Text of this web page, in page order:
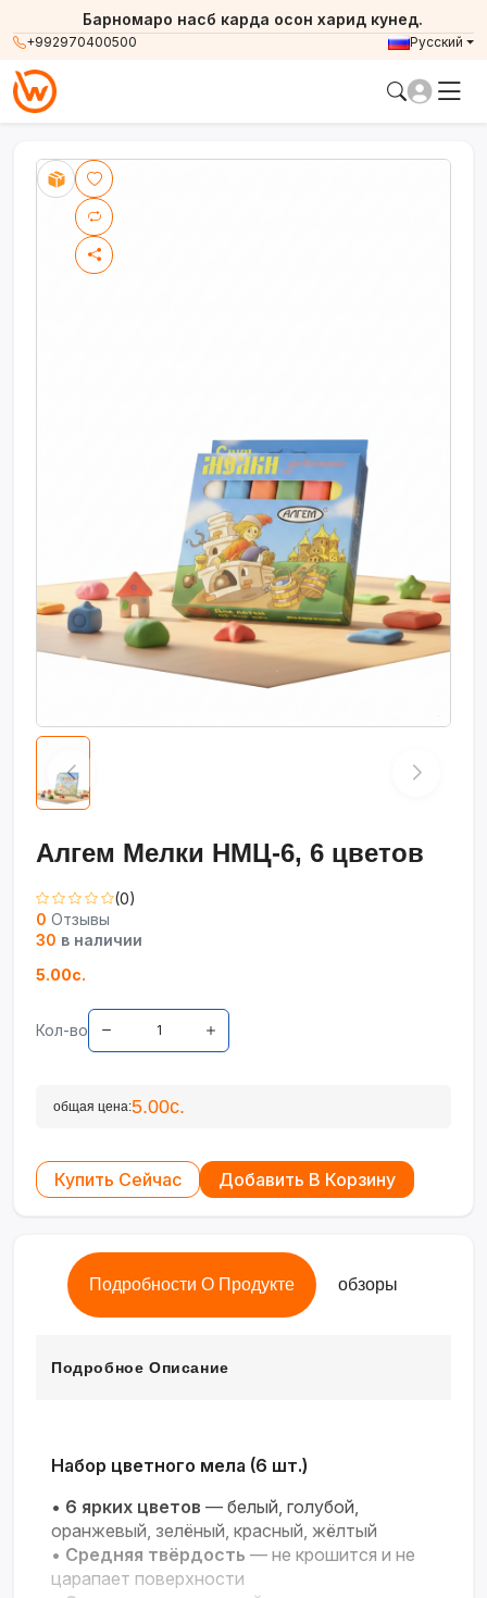
+992970400500
Барномаро насб карда осон харид кунед.
Русский
Алгем Мелки НМЦ-6, 6 цветов
(0)
0 Отзывы
30 в наличии
5.00с.
Кол-во
общая цена:5.00с.
Купить Сейчас Добавить В Корзину
Подробности О Продукте обзоры
Подробное Описание
Набор цветного мела (6 шт.)
• 6 ярких цветов — белый, голубой,
оранжевый, зелёный, красный, жёлтый
• Средняя твёрдость — не крошится и не
царапает поверхности